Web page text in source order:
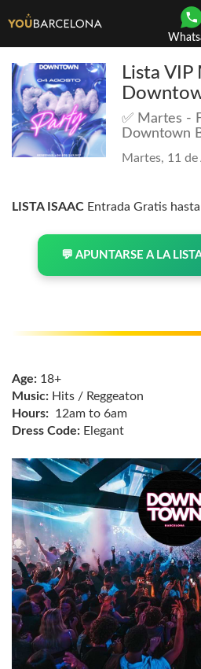
Lista
✅ Martes -
Downtown
Martes, 11
LISTA ISAAC Entrada Gratis
💬 APUNTARSE A LA
Age: 18+
Music: Hits / Reggeaton
Hours: 12am to 6am
Dress Code: Elegant